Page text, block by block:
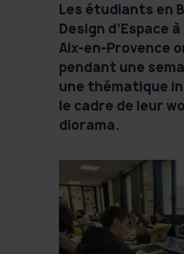
Les étudiants en
Design d’Espace à
Aix-en-Provence
pendant une
une thématique
le cadre de leur
diorama.